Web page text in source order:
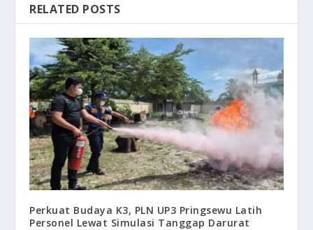
RELATED POSTS
Perkuat Budaya K3, PLN UP3 Pringsewu Latih
Personel Lewat Simulasi Tanggap Darurat